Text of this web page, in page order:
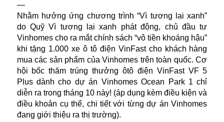
—
Nhằm hưởng ứng chương trình “Vì tương lai xanh”
do Quỹ Vì tương lai xanh phát động, chủ đầu tư
Vinhomes cho ra mắt chính sách “vô tiền khoáng hậu”
khi tặng 1.000 xe ô tô điện VinFast cho khách hàng
mua các sản phẩm của Vinhomes trên toàn quốc. Cơ
hội bốc thăm trúng thưởng ôtô điện VinFast VF 5
Plus dành cho dự án Vinhomes Ocean Park 1 chỉ
diễn ra trong tháng 10 này! (áp dụng kèm điều kiện và
điều khoản cụ thể, chi tiết với từng dự án Vinhomes
đang giới thiệu ra thị trường).